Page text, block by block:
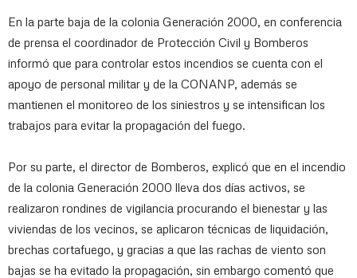
En la parte baja de la colonia Generación 2000, en conferencia
de prensa el coordinador de Protección Civil y Bomberos
informó que para controlar estos incendios se cuenta con el
apoyo de personal militar y de la CONANP, además se
mantienen el monitoreo de los siniestros y se intensifican los
trabajos para evitar la propagación del fuego.
Por su parte, el director de Bomberos, explicó que en el incendio
de la colonia Generación 2000 lleva dos días activos, se
realizaron rondines de vigilancia procurando el bienestar y las
viviendas de los vecinos, se aplicaron técnicas de liquidación,
brechas cortafuego, y gracias a que las rachas de viento son
bajas se ha evitado la propagación, sin embargo comentó que